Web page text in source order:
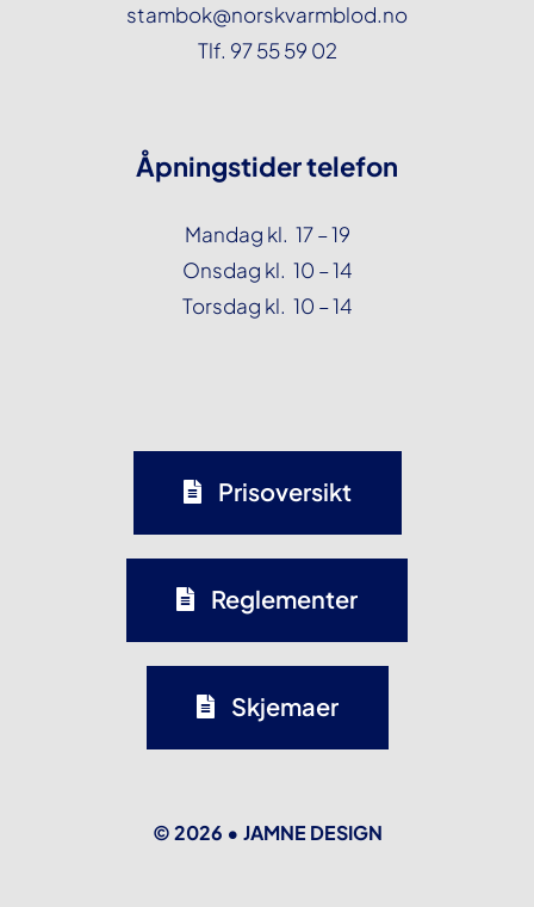
stambok@norskvarmblod.no
Tlf. 97 55 59 02
Åpningstider telefon
Mandag kl. 17 – 19
Onsdag kl. 10 – 14
Torsdag kl. 10 – 14
Prisoversikt
Reglementer
Skjemaer
© 2026 • JAMNE DESIGN